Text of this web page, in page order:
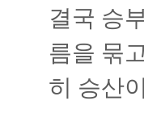
결국 승
름을 묶
히 승산